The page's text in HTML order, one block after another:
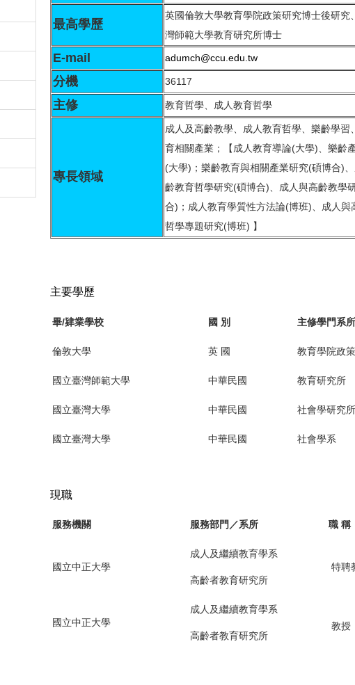
最高學歷
英國倫敦大學教育學院政策研究博士後研究
灣師範大學教育研究所博士
E-mail adumch@ccu.edu.tw
分機 36117
主修 教育哲學、成人教育哲學
專長領域
成人及高齡教學、成人教育哲學、樂齡學習
育相關產業；【成人教育導論(大學)、樂齡
(大學)；樂齡教育與相關產業研究(碩博合)
齡教育哲學研究(碩博合)、成人與高齡教學
合)；成人教育學質性方法論(博班)、成人與
哲學專題研究(博班) 】
主要學歷
畢/肄業學校 國 別 主修學門系所
倫敦大學 英 國 教育學院政
國立臺灣師範大學 中華民國 教育研究所
國立臺灣大學 中華民國 社會學研究所
國立臺灣大學 中華民國 社會學系
現職
服務機關 服務部門／系所 職 稱
國立中正大學
成人及繼續教育學系
高齡者教育研究所
特聘
國立中正大學
成人及繼續教育學系
高齡者教育研究所
教授